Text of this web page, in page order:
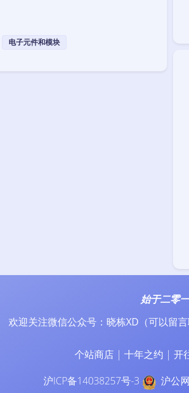
电子元件和模块
始于二零
欢迎关注微信公众号： 晓栋XD （可以留
个站商店 | 十年之约 | 开
沪ICP备14038257号-3
沪公